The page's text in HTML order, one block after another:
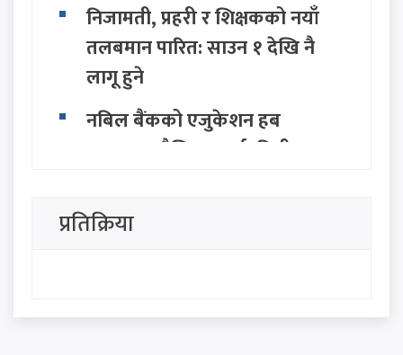
निजामती, प्रहरी र शिक्षकको नयाँ
तलबमान पारित: साउन १ देखि नै
लागू हुने
नबिल बैंकको एजुकेशन हब
उद्घाटन, शैक्षिक कर्जा, वित्तीय
उपलब्ध हुने
दाबी इरानद्वारा खारेज
प्रतिक्रिया